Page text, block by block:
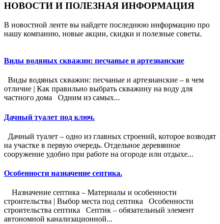
НОВОСТИ И ПОЛЕЗНАЯ ИНФОРМАЦИЯ
В новостной ленте вы найдете последнюю информацию про
нашу компанию, новые акции, скидки и полезные советы.
Виды водяных скважин: песчаные и артезианские
Виды водяных скважин: песчаные и артезианские – в чем
отличие | Как правильно выбрать скважину на воду для
частного дома Одним из самых...
Дачный туалет под ключ.
Дачный туалет – одно из главных строений, которое возводят
на участке в первую очередь. Отдельное деревянное
сооружение удобно при работе на огороде или отдыхе...
Особенности назначение септика.
Назначение септика – Материалы и особенности
строительства | Выбор места под септика Особенности
строительства септика Септик – обязательный элемент
автономной канализационной...